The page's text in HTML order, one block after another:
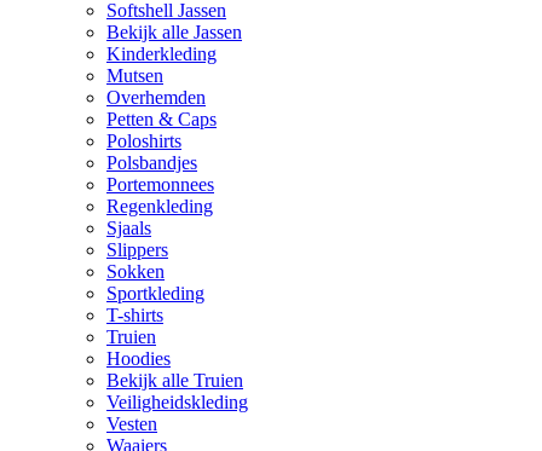
Softshell Jassen
Bekijk alle Jassen
Kinderkleding
Mutsen
Overhemden
Petten & Caps
Poloshirts
Polsbandjes
Portemonnees
Regenkleding
Sjaals
Slippers
Sokken
Sportkleding
T-shirts
Truien
Hoodies
Bekijk alle Truien
Veiligheidskleding
Vesten
Waaiers